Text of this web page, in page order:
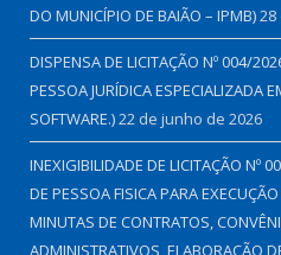
DO MUNICÍPIO DE BAIÃO – IPMB)28
DISPENSA DE LICITAÇÃO Nº 004/
PESSOA JURÍDICA ESPECIALIZADA
SOFTWARE.)22 de junho de 2026
INEXIGIBILIDADE DE LICITAÇÃO Nº
DE PESSOA FISICA PARA
MINUTAS DE CONTRATOS,
ADMINISTRATIVOS, ELABORAÇÃO